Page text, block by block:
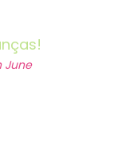
June